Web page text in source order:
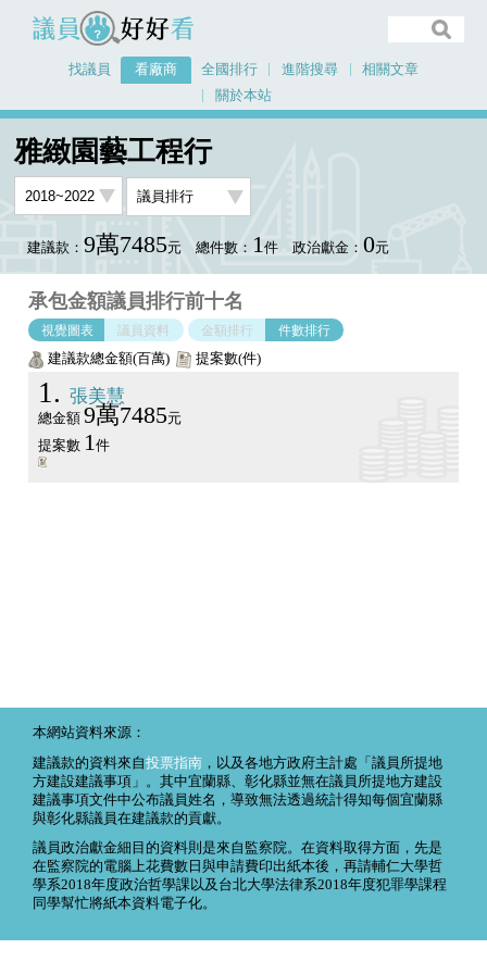
議員好好看
找議員 看廠商 全國排行 進階搜尋
相關文章
關於本站
雅緻園藝工程行
建議款： 9萬7485元 總件數： 1件 政治獻金： 0元
承包金額議員排行前十名
視覺圖表 議員資料 金額排行 件數排行
建議款總金額(百萬) 提案數(件)
1 張美慧
總金額 9萬7485元
提案數 1件
本網站資料來源：
建議款的資料來自投票指南 ，以及各地方政府主計處「議員所提地
方建設建議事項」。其中宜蘭縣、彰化縣並無在議員所提地方建設
建議事項文件中公布議員姓名，導致無法透過統計得知每個宜蘭縣
與彰化縣議員在建議款的貢獻。
議員政治獻金細目的資料則是來自監察院。在資料取得方面，先是
在監察院的電腦上花費數日與申請費印出紙本後，再請輔仁大學哲
學系2018年度政治哲學課以及台北大學法律系2018年度犯罪學課程
同學幫忙將紙本資料電子化。